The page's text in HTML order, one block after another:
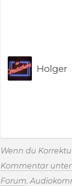
Holger
Wenn du
Kommentar
Forum.